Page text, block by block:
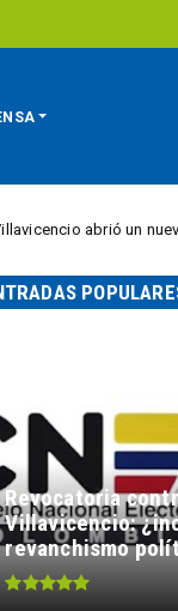
un nuevo Punto Vive
Revocatoria
Villavicencio:
revanchismo